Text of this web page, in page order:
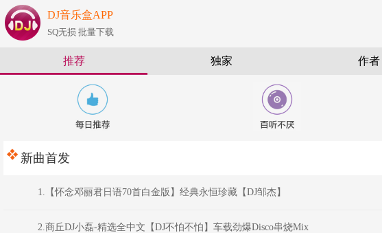
DJ音乐盒APP
SQ无损 批量下载
推荐 独家 作者
新曲首发
1.【怀念邓丽君日语70首白金版】经典永恒珍藏【DJ邹杰】
2.商丘DJ小磊-精选全中文【DJ不怕不怕】车载劲爆Disco串烧Mix